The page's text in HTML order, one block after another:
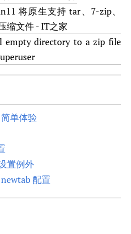
将原生支持 tar、7-zip、
缩文件 - IT之家
empty directory to a zip file
单体验
置例外
配置